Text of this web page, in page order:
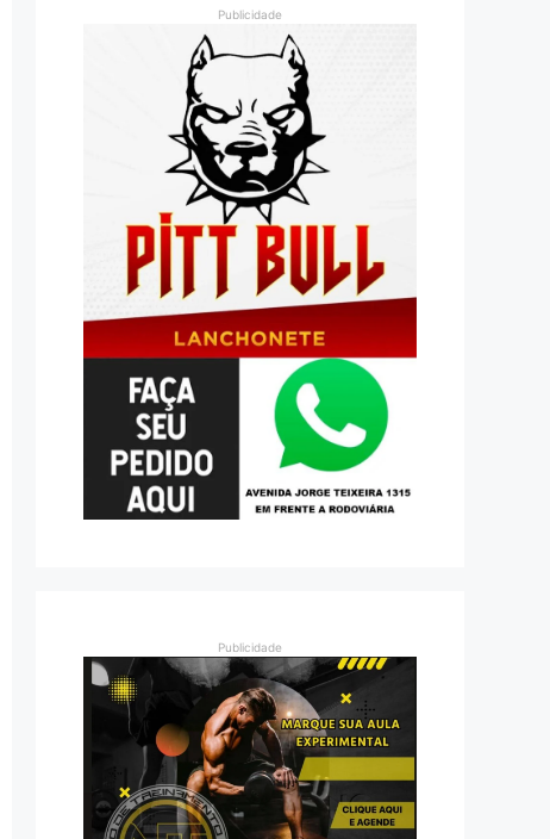
Publicidade
Publicidade